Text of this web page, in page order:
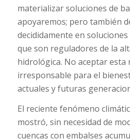
materializar soluciones de
apoyaremos; pero también
decididamente en
que son reguladores de la
hidrológica. No aceptar esta
irresponsable para el
actuales y futuras
El reciente fenómeno
mostró, sin necesidad de
cuencas con embalses